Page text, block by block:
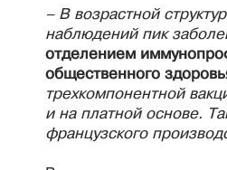
– В возрастной
наблюдений пик
отделением
общественного
трехкомпонентной
и на платной основе.
французского